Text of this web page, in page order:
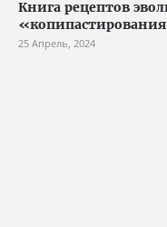
Книга рецептов
25 Апрель, 2024